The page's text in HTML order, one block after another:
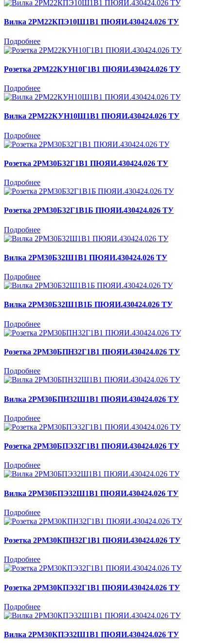
Вилка 2РМ22КПЭ10Ш1В1 ПЮЯИ.430424.026 ТУ
Подробнее
Розетка 2РМ22КУН10Г1В1 ПЮЯИ.430424.026 ТУ
Подробнее
Вилка 2РМ22КУН10Ш1В1 ПЮЯИ.430424.026 ТУ
Подробнее
Розетка 2РМ30Б32Г1В1 ПЮЯИ.430424.026 ТУ
Подробнее
Розетка 2РМ30Б32Г1В1Б ПЮЯИ.430424.026 ТУ
Подробнее
Вилка 2РМ30Б32Ш1В1 ПЮЯИ.430424.026 ТУ
Подробнее
Вилка 2РМ30Б32Ш1В1Б ПЮЯИ.430424.026 ТУ
Подробнее
Розетка 2РМ30БПН32Г1В1 ПЮЯИ.430424.026 ТУ
Подробнее
Вилка 2РМ30БПН32Ш1В1 ПЮЯИ.430424.026 ТУ
Подробнее
Розетка 2РМ30БПЭ32Г1В1 ПЮЯИ.430424.026 ТУ
Подробнее
Вилка 2РМ30БПЭ32Ш1В1 ПЮЯИ.430424.026 ТУ
Подробнее
Розетка 2РМ30КПН32Г1В1 ПЮЯИ.430424.026 ТУ
Подробнее
Розетка 2РМ30КПЭ32Г1В1 ПЮЯИ.430424.026 ТУ
Подробнее
Вилка 2РМ30КПЭ32Ш1В1 ПЮЯИ.430424.026 ТУ